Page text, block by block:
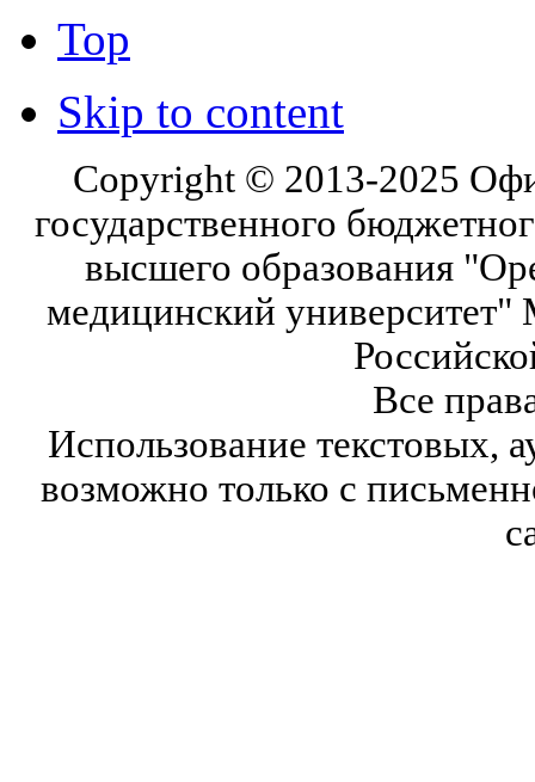
Top
Skip to content
Copyright © 2013-2025
государственного
высшего образования
медицинский университет"
Все
Использование текстовых,
возможно только с